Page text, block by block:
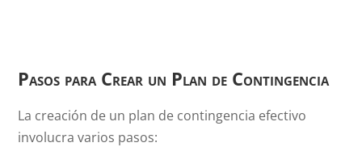
Pasos para Crear un Plan de Contingencia
La creación de un plan de contingencia efectivo
involucra varios pasos: